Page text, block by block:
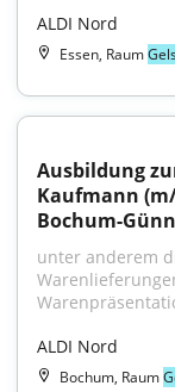
ALDI Nord
Essen, Raum
Ausbildung
Kaufmann
Bochum-
unter anderem
ALDI Nord
Bochum, Raum